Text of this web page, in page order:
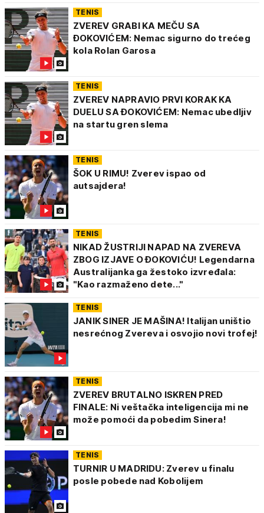
TENIS
ZVEREV GRABI KA MEČU SA
ĐOKOVIĆEM: Nemac sigurno do trećeg
kola Rolan Garosa
TENIS
ZVEREV NAPRAVIO PRVI KORAK KA
DUELU SA ĐOKOVIĆEM: Nemac ubedljiv
na startu gren slema
TENIS
ŠOK U RIMU! Zverev ispao od
autsajdera!
TENIS
NIKAD ŽUSTRIJI NAPAD NA ZVEREVA
ZBOG IZJAVE O ĐOKOVIĆU! Legendarna
Australijanka ga žestoko izvređala:
"Kao razmaženo dete..."
TENIS
JANIK SINER JE MAŠINA! Italijan uništio
nesrećnog Zvereva i osvojio novi trofej!
TENIS
ZVEREV BRUTALNO ISKREN PRED
FINALE: Ni veštačka inteligencija mi ne
može pomoći da pobedim Sinera!
TENIS
TURNIR U MADRIDU: Zverev u finalu
posle pobede nad Kobolijem